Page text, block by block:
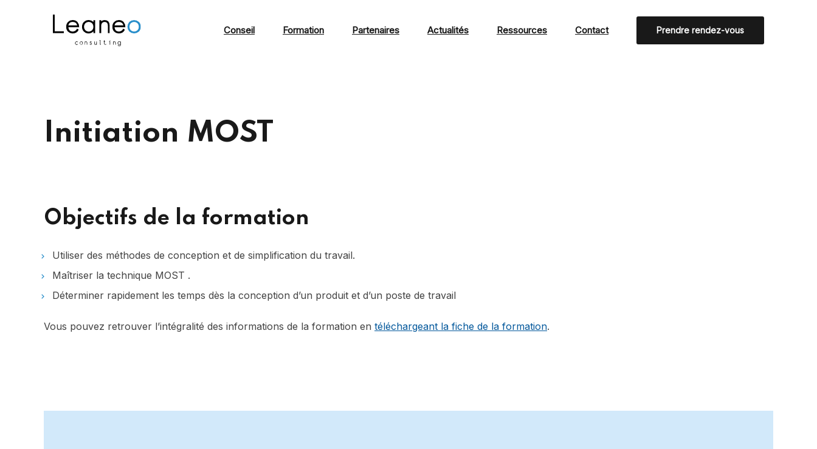
Conseil Formation Partenaires Actualités Ressources Contact Prendre rendez-vous
Initiation MOST
Objectifs de la formation
Utiliser des méthodes de conception et de simplification du travail.
Maîtriser la technique MOST .
Déterminer rapidement les temps dès la conception d’un produit et d’un poste de travail
Vous pouvez retrouver l’intégralité des informations de la formation en téléchargeant la fiche de la formation.